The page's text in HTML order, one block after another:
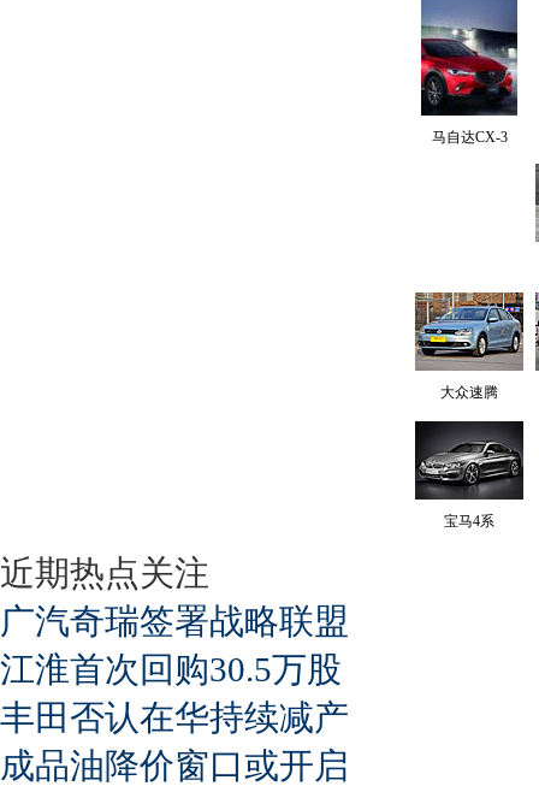
马自达CX-3
大众速腾
宝马4系
近期热点关注
广汽奇瑞签署战略联盟
江淮首次回购30.5万股
丰田否认在华持续减产
成品油降价窗口或开启